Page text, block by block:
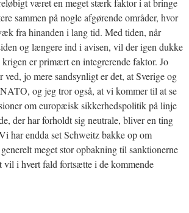
været en meget stærk faktor i at bringe
sammen på nogle afgørende områder, hvor
fra hinanden i lang tid. Med tiden, når
og længere ind i avisen, vil der igen dukke
er primært en integrerende faktor. Jo
jo mere sandsynligt er det, at Sverige og
og jeg tror også, at vi kommer til at se
om europæisk sikkerhedspolitik på linje
der har forholdt sig neutrale, bliver en ting
har endda set Schweitz bakke op om
meget stor opbakning til sanktionerne
vil i hvert fald fortsætte i de kommende